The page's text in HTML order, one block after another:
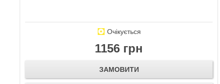
Очікується
1156 грн
ЗАМОВИТИ